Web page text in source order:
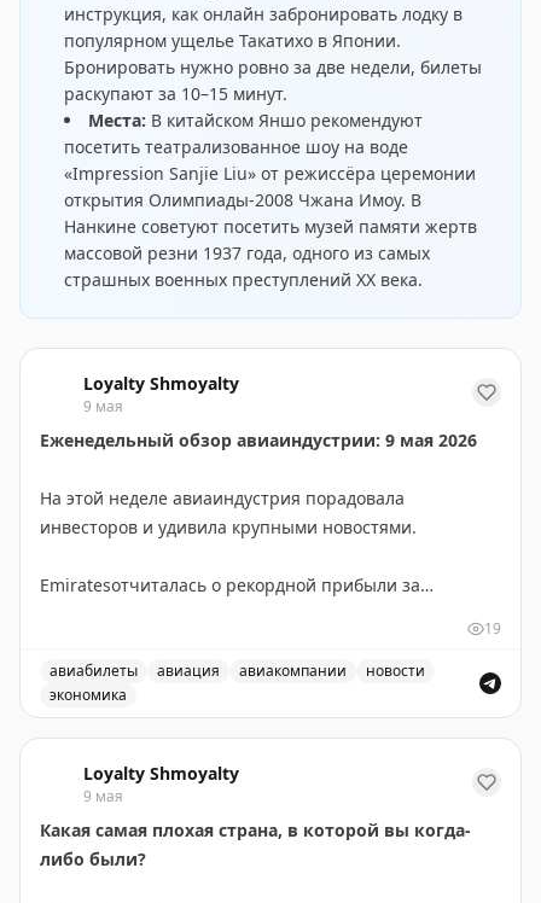
инструкция, как онлайн забронировать лодку в
популярном ущелье Такатихо в Японии.
Бронировать нужно ровно за две недели, билеты
раскупают за 10–15 минут.
Места: В китайском Яншо рекомендуют
посетить театрализованное шоу на воде
«Impression Sanjie Liu» от режиссёра церемонии
открытия Олимпиады-2008 Чжана Имоу. В
Нанкине советуют посетить музей памяти жертв
массовой резни 1937 года, одного из самых
страшных военных преступлений XX века.
Loyalty Shmoyalty
9 мая
Еженедельный обзор авиаиндустрии: 9 мая 2026
На этой неделе авиаиндустрия порадовала
инвесторов и удивила крупными новостями.
Emiratesотчиталась о рекордной прибыли за
крупный заказ на самолеты Airbus A220, подтверждая
стратегию модернизации флота.
с впечатляющими 44 местами в First Class, что
Breeze Airways расширяет маршруты в Атлантик-Сити
19
авиабилеты авиация авиакомпании
новости
экономика
Loyalty Shmoyalty
9 мая
Какая самая плохая страна, в которой вы когда-
либо были?